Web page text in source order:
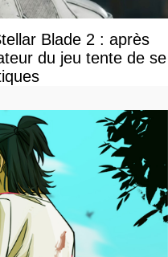
Blade 2 : après
du jeu tente de se